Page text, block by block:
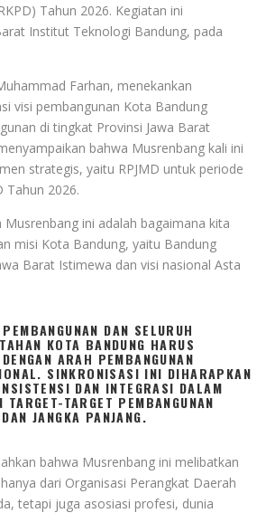
Tahun 2026. Kegiatan ini
Institut Teknologi Bandung, pada
Farhan, menekankan
visi pembangunan Kota Bandung
di tingkat Provinsi Jawa Barat
bahwa Musrenbang kali ini
strategis, yaitu RPJMD untuk periode
Tahun 2026.
Musrenbang ini adalah bagaimana kita
misi Kota Bandung, yaitu Bandung
Barat Istimewa dan visi nasional Asta
DAN SELURUH
KOTA BANDUNG HARUS
ARAH PEMBANGUNAN
SINKRONISASI INI DIHARAPKAN
DAN INTEGRASI DALAM
TARGET-TARGET PEMBANGUNAN
JANGKA PANJANG.
bahwa Musrenbang ini melibatkan
dari Organisasi Perangkat Daerah
tetapi juga asosiasi profesi, dunia